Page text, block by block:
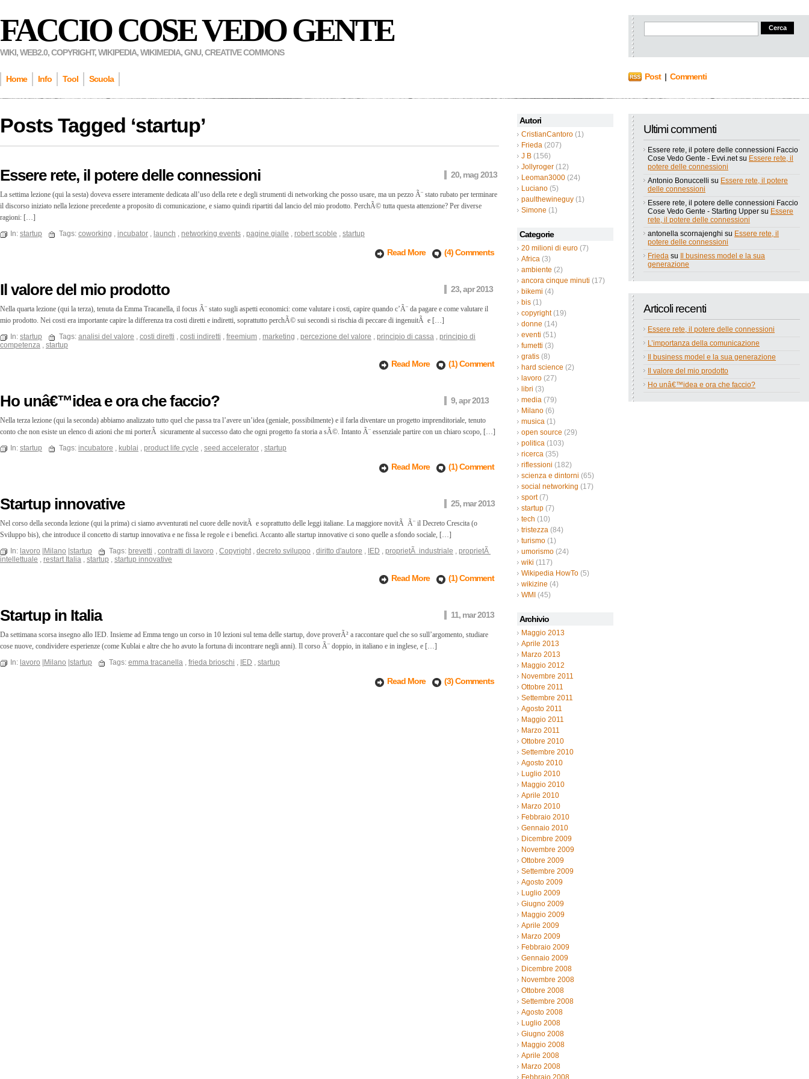
FACCIO COSE VEDO GENTE
WIKI, WEB2.0, COPYRIGHT, WIKIPEDIA, WIKIMEDIA, GNU, CREATIVE COMMONS
Home Info Tool Scuola Post| Commenti
Autori
CristianCantoro (1)
Frieda (207)
J B (156)
Jollyroger (12)
Leoman3000 (24)
Luciano (5)
paulthewineguy (1)
Simone (1)
Categorie
20 milioni di euro (7)
Africa (3)
ambiente (2)
ancora cinque minuti (17)
bikemi (4)
bis (1)
copyright(19)
donne (14)
eventi (51)
fumetti (3)
gratis (8)
hard science (2)
lavoro (27)
libri (3)
media (79)
Milano (6)
musica (1)
open source (29)
politica (103)
ricerca (35)
riflessioni (182)
scienza e dintorni (65)
social networking (17)
sport(7)
startup (7)
tech (10)
tristezza (84)
turismo (1)
umorismo (24)
wiki (117)
Wikipedia HowTo (5)
wikizine (4)
WMI (45)
Archivio
Maggio 2013
Aprile 2013
Marzo 2013
Maggio 2012
Novembre 2011
Ottobre 2011
Settembre 2011
Agosto 2011
Maggio 2011
Marzo 2011
Ottobre 2010
Settembre 2010
Agosto 2010
Luglio 2010
Maggio 2010
Aprile 2010
Marzo 2010
Febbraio 2010
Gennaio 2010
Dicembre 2009
Novembre 2009
Ottobre 2009
Settembre 2009
Agosto 2009
Luglio 2009
Giugno 2009
Maggio 2009
Aprile 2009
Marzo 2009
Febbraio 2009
Gennaio 2009
Dicembre 2008
Novembre 2008
Ottobre 2008
Settembre 2008
Agosto 2008
Luglio 2008
Giugno 2008
Maggio 2008
Aprile 2008
Marzo 2008
Febbraio 2008
Ultimi commenti
Essere rete, il potere delle connessioni Faccio
Cose Vedo Gente - Evvi.netsu Essere rete, il
potere delle connessioni
Antonio Bonuccelli su Essere rete, il potere
delle connessioni
Essere rete, il potere delle connessioni Faccio
Cose Vedo Gente - Starting Upper su Essere
rete, il potere delle connessioni
antonella scornajenghi su Essere rete, il
potere delle connessioni
Frieda su
Il business model e la sua
generazione
Articoli recenti
Essere rete, il potere delle connessioni
L’importanza della comunicazione
Il business model e la sua generazione
Il valore del mio prodotto
Ho unâ€™idea e ora che faccio?
Posts Tagged ‘startup’
Essere rete, il potere delle connessioni 20, mag 2013
La settima lezione (qui la sesta) doveva essere interamente dedicata all’uso della rete e degli strumenti di networking che posso usare, ma un pezzo Ã¨ stato rubato per terminare
il discorso iniziato nella lezione precedente a proposito di comunicazione, e siamo quindi ripartiti dal lancio del mio prodotto. PerchÃ© tutta questa attenzione? Per diverse
ragioni: […]
In: startup Tags: coworking , incubator , launch , networking events , pagine gialle , robert scoble , startup
Read More (4) Comments
Il valore del mio prodotto 23, apr 2013
Nella quarta lezione (qui la terza), tenuta da Emma Tracanella, il focus Ã¨ stato sugli aspetti economici: come valutare i costi, capire quando c’Ã¨ da pagare e come valutare il
mio prodotto. Nei costi era importante capire la differenza tra costi diretti e indiretti, soprattutto perchÃ© sui secondi si rischia di peccare di ingenuitÃ e […]
In: startup Tags: analisi del valore , costi diretti , costi indiretti , freemium , marketing , percezione del valore , principio di cassa , principio di
competenza , startup
Read More (1) Comment
Ho unâ€™idea e ora che faccio? 9, apr 2013
Nella terza lezione (qui la seconda) abbiamo analizzato tutto quel che passa tra l’avere un’idea (geniale, possibilmente) e il farla diventare un progetto imprenditoriale, tenuto
conto che non esiste un elenco di azioni che mi porterÃ sicuramente al successo dato che ogni progetto fa storia a sÃ©. Intanto Ã¨ essenziale partire con un chiaro scopo, […]
In: startup Tags: incubatore , kublai , product life cycle , seed accelerator , startup
Read More (1) Comment
Startup innovative 25, mar 2013
Nel corso della seconda lezione (qui la prima) ci siamo avventurati nel cuore delle novitÃ e soprattutto delle leggi italiane. La maggiore novitÃ Ã¨ il Decreto Crescita (o
Sviluppo bis), che introduce il concetto di startup innovativa e ne fissa le regole e i benefici. Accanto alle startup innovative ci sono quelle a sfondo sociale, […]
In: lavoro Milano startup Tags: brevetti , contratti di lavoro , Copyright , decreto sviluppo , diritto d'autore , IED , proprietÃ industriale , proprietÃ
intellettuale , restart Italia , startup , startup innovative
Read More (1) Comment
Startup in Italia 11, mar 2013
Da settimana scorsa insegno allo IED. Insieme ad Emma tengo un corso in 10 lezioni sul tema delle startup, dove proverÃ² a raccontare quel che so sull’argomento, studiare
cose nuove, condividere esperienze (come Kublai e altre che ho avuto la fortuna di incontrare negli anni). Il corso Ã¨ doppio, in italiano e in inglese, e […]
In: lavoro Milano startup Tags: emma tracanella , frieda brioschi , IED , startup
Read More (3) Comments